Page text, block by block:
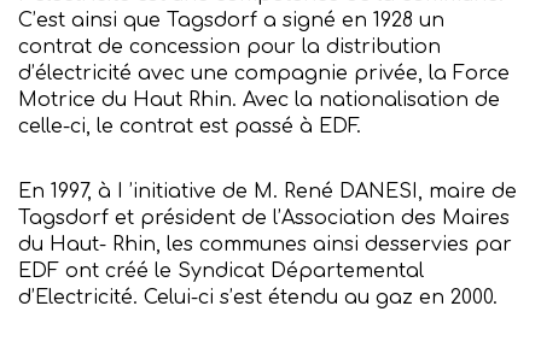
C’est ainsi que Tagsdorf a signé en 1928 un
contrat de concession pour la distribution
d’électricité avec une compagnie privée, la Force
Motrice du Haut Rhin. Avec la nationalisation de
celle-ci, le contrat est passé à EDF.
En 1997, à I ’initiative de M. René DANESI, maire de
Tagsdorf et président de l’Association des Maires
du Haut- Rhin, les communes ainsi desservies par
EDF ont créé le Syndicat Départemental
d’Electricité. Celui-ci s’est étendu au gaz en 2000.